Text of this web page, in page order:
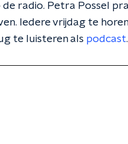
radio. Petra Possel
Iedere vrijdag te
te luisteren als podcast.